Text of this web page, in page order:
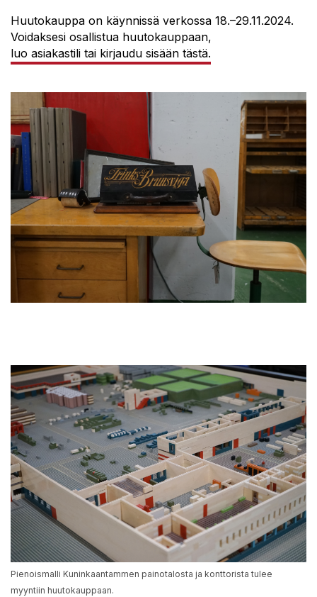
Huutokauppa on käynnissä verkossa 18.–29.11.2024.
Voidaksesi osallistua huutokauppaan,
luo asiakastili tai kirjaudu sisään tästä.
Pienoismalli Kuninkaantammen painotalosta ja konttorista tulee
myyntiin huutokauppaan.